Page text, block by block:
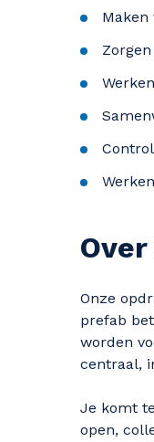
Onze
prefab
worden
centraal,
Je komt
open,